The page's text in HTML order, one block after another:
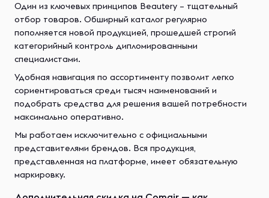
Один из ключевых принципов Beautery – тщательный
отбор товаров. Обширный каталог регулярно
пополняется новой продукцией, прошедшей строгий
категорийный контроль дипломированными
специалистами.
Удобная навигация по ассортименту позволит легко
сориентироваться среди тысяч наименований и
подобрать средства для решения вашей потребности
максимально оперативно.
Мы работаем исключительно с официальными
представителями брендов. Вся продукция,
представленная на платформе, имеет обязательную
маркировку.